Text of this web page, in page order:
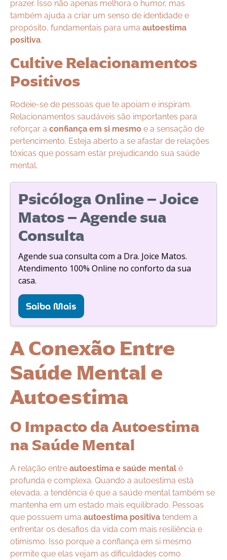
prazer. Isso não apenas melhora o humor, mas
também ajuda a criar um senso de identidade e
propósito, fundamentais para uma autoestima
positiva.
Cultive Relacionamentos
Positivos
Rodeie-se de pessoas que te apoiam e inspiram.
Relacionamentos saudáveis são importantes para
reforçar a confiança em si mesmo e a sensação de
pertencimento. Esteja aberto a se afastar de relações
tóxicas que possam estar prejudicando sua saúde
mental.
Psicóloga Online – Joice
Matos – Agende sua
Consulta
Agende sua consulta com a Dra. Joice Matos.
Atendimento 100% Online no conforto da sua
casa.
Saiba Mais
A Conexão Entre
Saúde Mental e
Autoestima
O Impacto da Autoestima
na Saúde Mental
A relação entre autoestima e saúde mental é
profunda e complexa. Quando a autoestima está
elevada, a tendência é que a saúde mental também se
mantenha em um estado mais equilibrado. Pessoas
que possuem uma autoestima positiva tendem a
enfrentar os desafios da vida com mais resiliência e
otimismo. Isso porque a confiança em si mesmo
permite que elas vejam as dificuldades como